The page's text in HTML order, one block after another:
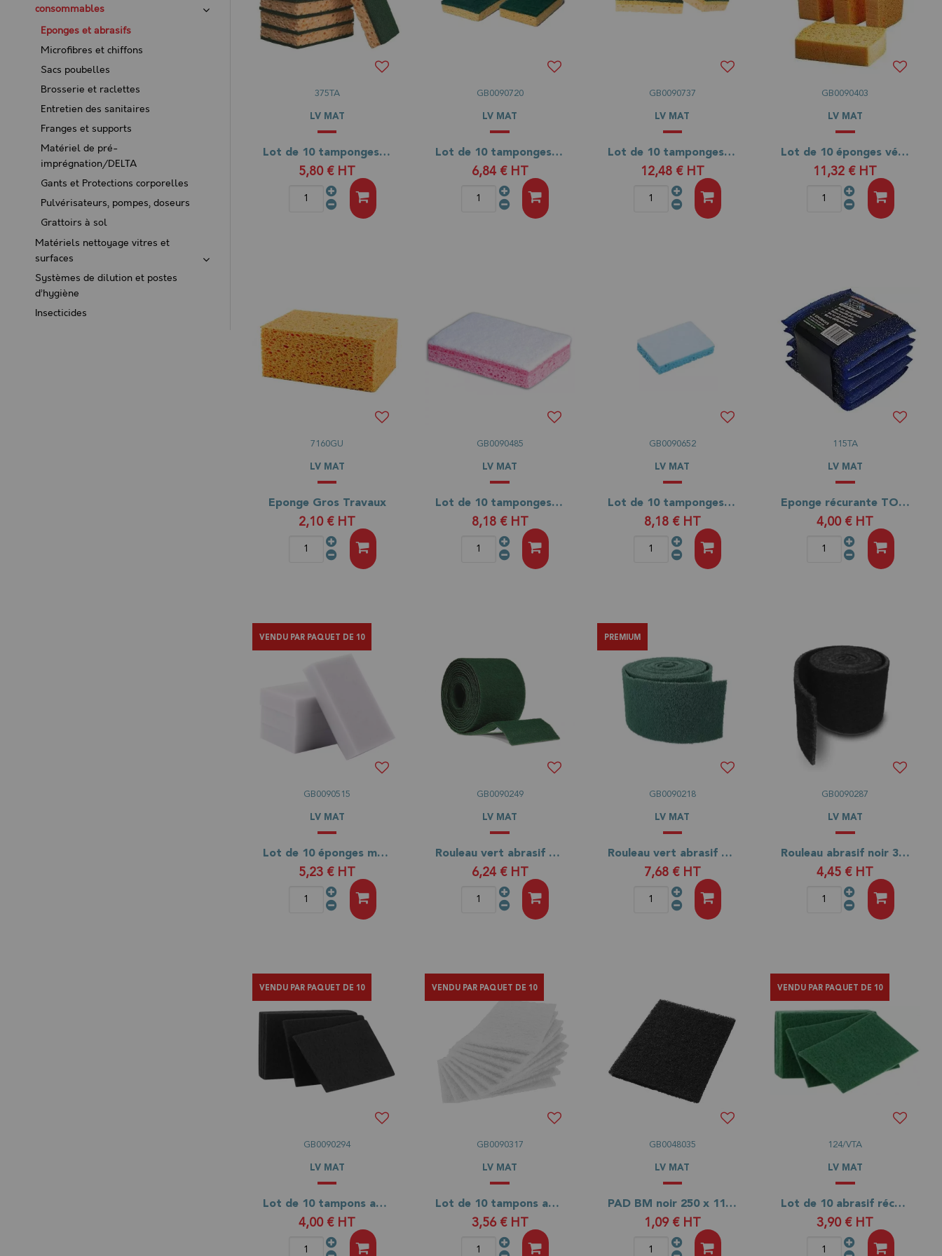
consommables
Eponges et abrasifs
Microfibres et chiffons
Sacs poubelles
Brosserie et raclettes
Entretien des sanitaires
Franges et supports
Matériel de pré-
imprégnation/DELTA
Gants et Protections corporelles
Pulvérisateurs, pompes, doseurs
Grattoirs à sol
Matériels nettoyage vitres et
surfaces
Systèmes de dilution et postes
d’hygiène
Insecticides
375TA
LV MAT
Lot de 10 tamponges verts traditionnels 110x70
5,80 € HT
GB0090720
LV MAT
Lot de 10 tamponges verts supérieurs - PREMIUM
6,84 € HT
GB0090737
LV MAT
Lot de 10 tamponges verts PRO 127x89x23
12,48 € HT
GB0090403
LV MAT
Lot de 10 éponges végétales 135x90x90
11,32 € HT
7160GU
LV MAT
Eponge Gros Travaux
2,10 € HT
GB0090485
LV MAT
Lot de 10 tamponges roses 130x90x22
8,18 € HT
GB0090652
LV MAT
Lot de 10 tamponges bleues 130x90x22
8,18 € HT
115TA
LV MAT
Eponge récurante TOP-INOX en lot de 5
4,00 € HT
VENDU PAR PAQUET DE 10
GB0090515
LV MAT
Lot de 10 éponges mélamines (éponge magique)
5,23 € HT
GB0090249
LV MAT
Rouleau vert abrasif 5 mètres
6,24 € HT
PREMIUM
GB0090218
LV MAT
Rouleau vert abrasif 5 mètres
7,68 € HT
GB0090287
LV MAT
Rouleau abrasif noir 3 mètres
4,45 € HT
VENDU PAR PAQUET DE 10
GB0090294
LV MAT
Lot de 10 tampons abrasifs noirs
4,00 € HT
VENDU PAR PAQUET DE 10
GB0090317
LV MAT
Lot de 10 tampons abrasifs blancs
3,56 € HT
GB0048035
LV MAT
PAD BM noir 250 x 115 x 20 pour support PAD
1,09 € HT
VENDU PAR PAQUET DE 10
124/VTA
LV MAT
Lot de 10 abrasif récurant Classic tampon Vert
3,90 € HT